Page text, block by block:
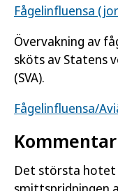
Fågelinfluensa
Övervakning av
sköts av Statens
(SVA).
Fågelinfluensa/
Kommentar
Det största hotet